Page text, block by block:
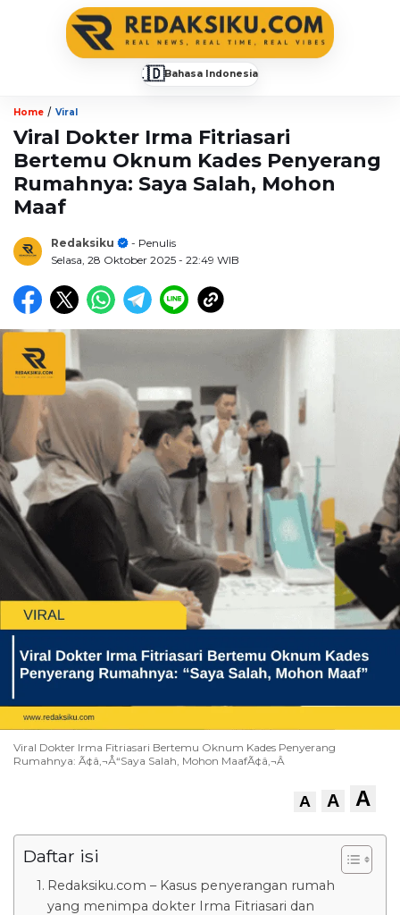
🇮🇩Bahasa Indonesia
Home / Viral
Viral Dokter Irma Fitriasari
Bertemu Oknum Kades Penyerang
Rumahnya: Saya Salah, Mohon
Maaf
Redaksiku
- Penulis
Selasa, 28 Oktober 2025 - 22:49 WIB
Viral Dokter Irma Fitriasari Bertemu Oknum Kades Penyerang
Rumahnya: Ã¢â‚¬Å“Saya Salah, Mohon MaafÃ¢â‚¬Â
A A A
Daftar isi
Redaksiku.com – Kasus penyerangan rumah
yang menimpa dokter Irma Fitriasari dan